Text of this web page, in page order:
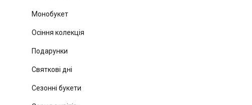
Монобукет
Осіння колекція
Подарунки
Святкові дні
Сезонні букети